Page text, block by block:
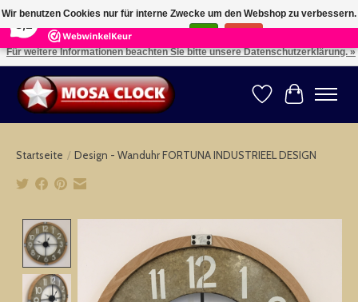
164 Reviews ×
Kies uw taal: NL -- Wählen Sie ihre Sprache: DE -- Choose your language: EN ⇓ ⇒
Wunschzettel
Ihr
Startseite / Design - Wanduhr FORTUNA INDUSTRIEEL DESIGN
Wir benutzen Cookies nur für interne Zwecke um den Webshop zu verbessern.
Ist das in Ordnung?
Für weitere Informationen beachten Sie bitte unsere Datenschutzerklärung. »